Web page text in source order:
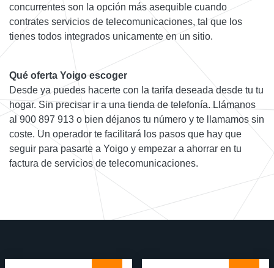
concurrentes son la opción más asequible cuando
contrates servicios de telecomunicaciones, tal que los
tienes todos integrados unicamente en un sitio.
Qué oferta Yoigo escoger
Desde ya puedes hacerte con la tarifa deseada desde tu tu
hogar. Sin precisar ir a una tienda de telefonía. Llámanos
al 900 897 913 o bien déjanos tu número y te llamamos sin
coste. Un operador te facilitará los pasos que hay que
seguir para pasarte a Yoigo y empezar a ahorrar en tu
factura de servicios de telecomunicaciones.